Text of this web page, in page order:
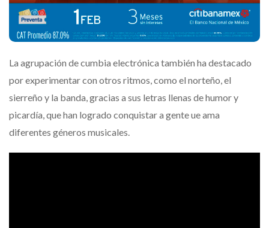
La agrupación de cumbia electrónica también ha destacado
por experimentar con otros ritmos, como el norteño, el
sierreño y la banda, gracias a sus letras llenas de humor y
picardía, que han logrado conquistar a gente ue ama
diferentes géneros musicales.